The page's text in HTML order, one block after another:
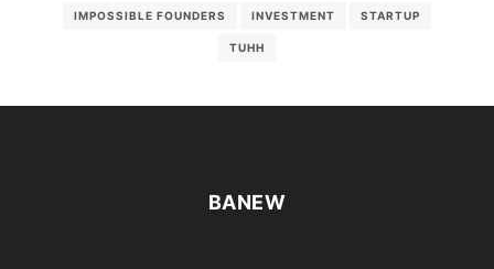
IMPOSSIBLE FOUNDERS INVESTMENT STARTUP
TUHH
BANEW